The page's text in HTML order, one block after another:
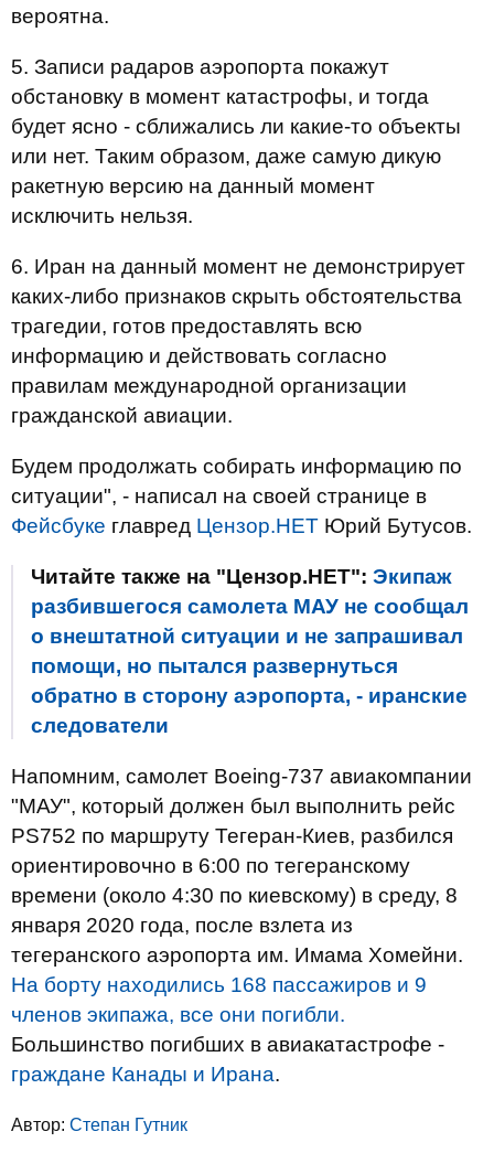
вероятна.
5. Записи радаров аэропорта покажут
обстановку в момент катастрофы, и тогда
будет ясно - сближались ли какие-то объекты
или нет. Таким образом, даже самую дикую
ракетную версию на данный момент
исключить нельзя.
6. Иран на данный момент не демонстрирует
каких-либо признаков скрыть обстоятельства
трагедии, готов предоставлять всю
информацию и действовать согласно
правилам международной организации
гражданской авиации.
Будем продолжать собирать информацию по
ситуации", - написал на своей странице в
Фейсбуке главред Цензор.НЕТ Юрий Бутусов.
Читайте также на "Цензор.НЕТ": Экипаж
разбившегося самолета МАУ не сообщал
о внештатной ситуации и не запрашивал
помощи, но пытался развернуться
обратно в сторону аэропорта, - иранские
следователи
Напомним, самолет Boeing-737 авиакомпании
"МАУ", который должен был выполнить рейс
PS752 по маршруту Тегеран-Киев, разбился
ориентировочно в 6:00 по тегеранскому
времени (около 4:30 по киевскому) в среду, 8
января 2020 года, после взлета из
тегеранского аэропорта им. Имама Хомейни.
На борту находились 168 пассажиров и 9
членов экипажа, все они погибли.
Большинство погибших в авиакатастрофе -
граждане Канады и Ирана.
Автор: Степан Гутник